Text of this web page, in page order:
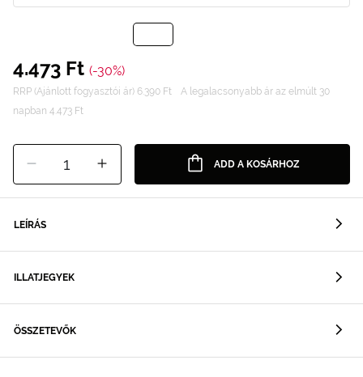
4.473 Ft (-30%)
RRP (Ajánlott fogyasztói ár) 6.390 Ft
A legalacsonyabb ár az elmúlt 30
napban 4.473 Ft
1 ADD A KOSÁRHOZ
LEÍRÁS
ILLATJEGYEK
ÖSSZETEVŐK